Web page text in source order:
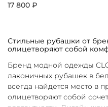
17 800 ₽
Стильные рубашки от
олицетворяют собой
Бренд модной одежды
лаконичных рубашек в
всегда найдется место в
олицетворяют собой